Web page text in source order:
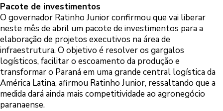
Pacote de investimentos
O governador Ratinho Junior confirmou que vai liberar
neste mês de abril um pacote de investimentos para a
elaboração de projetos executivos na área de
infraestrutura. O objetivo é resolver os gargalos
logísticos, facilitar o escoamento da produção e
transformar o Paraná em uma grande central logística da
América Latina, afirmou Ratinho Junior, ressaltando que a
medida dará ainda mais competitividade ao agronegócio
paranaense.